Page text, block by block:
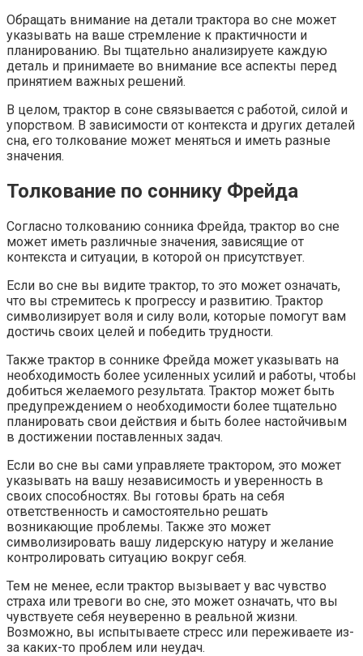
Обращать внимание на детали трактора во сне может
указывать на ваше стремление к практичности и
планированию. Вы тщательно анализируете каждую
деталь и принимаете во внимание все аспекты перед
принятием важных решений.
В целом, трактор в соне связывается с работой, силой и
упорством. В зависимости от контекста и других деталей
сна, его толкование может меняться и иметь разные
значения.
Толкование по соннику Фрейда
Согласно толкованию сонника Фрейда, трактор во сне
может иметь различные значения, зависящие от
контекста и ситуации, в которой он присутствует.
Если во сне вы видите трактор, то это может означать,
что вы стремитесь к прогрессу и развитию. Трактор
символизирует воля и силу воли, которые помогут вам
достичь своих целей и победить трудности.
Также трактор в соннике Фрейда может указывать на
необходимость более усиленных усилий и работы, чтобы
добиться желаемого результата. Трактор может быть
предупреждением о необходимости более тщательно
планировать свои действия и быть более настойчивым
в достижении поставленных задач.
Если во сне вы сами управляете трактором, это может
указывать на вашу независимость и уверенность в
своих способностях. Вы готовы брать на себя
ответственность и самостоятельно решать
возникающие проблемы. Также это может
символизировать вашу лидерскую натуру и желание
контролировать ситуацию вокруг себя.
Тем не менее, если трактор вызывает у вас чувство
страха или тревоги во сне, это может означать, что вы
чувствуете себя неуверенно в реальной жизни.
Возможно, вы испытываете стресс или переживаете из-
за каких-то проблем или неудач.